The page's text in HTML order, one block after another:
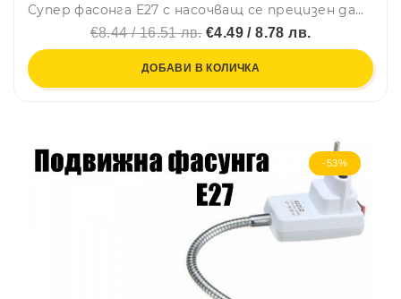
Супер фасонга Е27 с насочващ се прецизен датчик за автоматичен нощен режим
€8.44 / 16.51 лв.€4.49 / 8.78 лв.
ДОБАВИ В КОЛИЧКА
-53%